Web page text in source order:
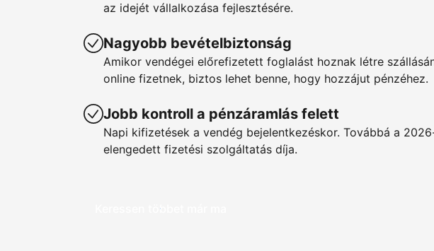
az idejét vállalkozása fejlesztésére.
Nagyobb bevételbiztonság
Amikor vendégei előrefizetett foglalást hoznak létre
online fizetnek, biztos lehet benne, hogy hozzájut pénzéhez.
Jobb kontroll a pénzáramlás felett
Napi kifizetések a vendég bejelentkezéskor. Továbbá a
elengedett fizetési szolgáltatás díja.
Keressen többet már ma